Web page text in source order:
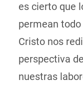
es cierto que
permean
Cristo nos
perspectiva
nuestras